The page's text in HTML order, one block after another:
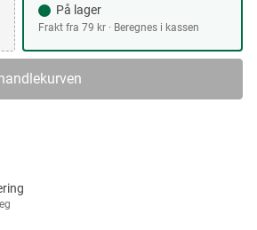
På lager
Frakt fra 79 kr · Beregnes i kassen